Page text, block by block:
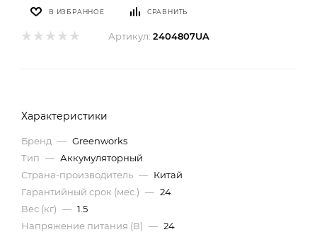
В ИЗБРАННОЕ СРАВНИТЬ
Артикул: 2404807UA
Характеристики
Бренд — Greenworks
Тип — Аккумуляторный
Страна-производитель — Китай
Гарантийный срок (мес.) — 24
Вес (кг) — 1.5
Напряжение питания (В) — 24